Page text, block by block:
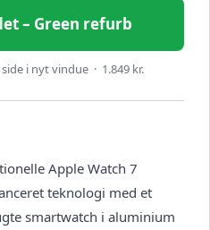
– Green refurb
i nyt vindue · 1.849 kr.
Apple Watch 7
teknologi med et
smartwatch i aluminium